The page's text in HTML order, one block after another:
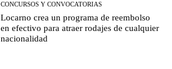
CONCURSOS Y CONVOCATORIAS
Locarno crea un programa de reembolso
en efectivo para atraer rodajes de cualquier
nacionalidad